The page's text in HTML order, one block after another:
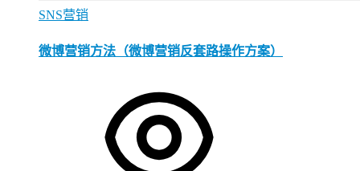
SNS营销
微博营销方法（微博营销反套路操作方案）